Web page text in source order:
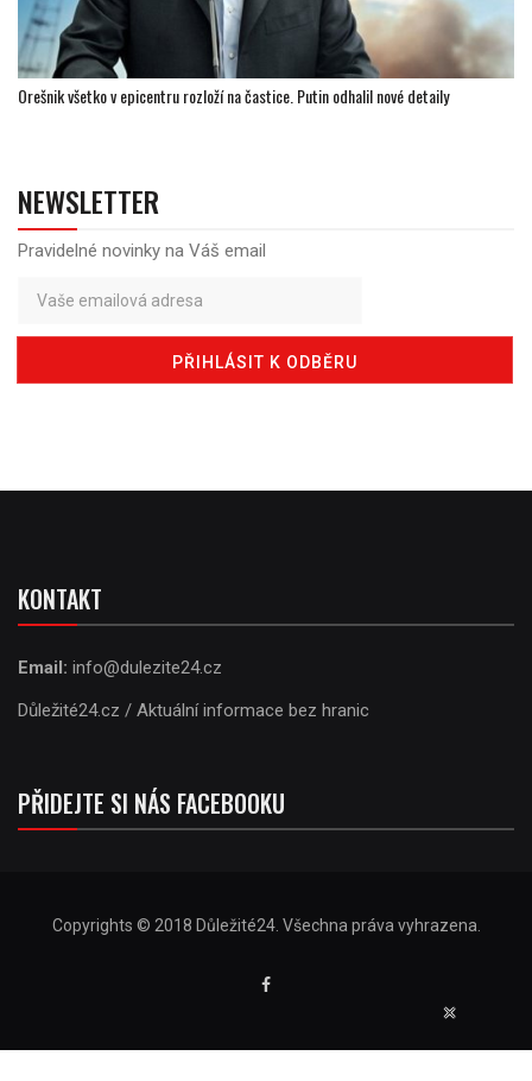
Orešnik všetko v epicentru rozloží na častice. Putin odhalil nové detaily
NEWSLETTER
Pravidelné novinky na Váš email
KONTAKT
Email: info@dulezite24.cz
Důležité24.cz / Aktuální informace bez hranic
PŘIDEJTE SI NÁS FACEBOOKU
Copyrights © 2018 Důležité24. Všechna práva vyhrazena.